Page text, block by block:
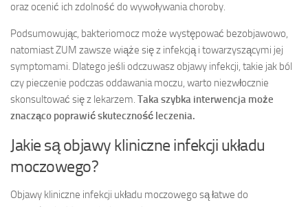
oraz ocenić ich zdolność do wywoływania choroby.
Podsumowując, bakteriomocz może występować bezobjawowo,
natomiast ZUM zawsze wiąże się z infekcją i towarzyszącymi jej
symptomami. Dlatego jeśli odczuwasz objawy infekcji, takie jak ból
czy pieczenie podczas oddawania moczu, warto niezwłocznie
skonsultować się z lekarzem. Taka szybka interwencja może
znacząco poprawić skuteczność leczenia.
Jakie są objawy kliniczne infekcji układu
moczowego?
Objawy kliniczne infekcji układu moczowego są łatwe do